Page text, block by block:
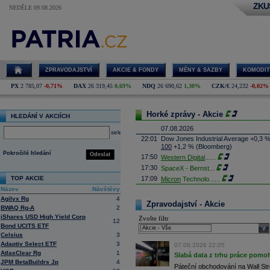
NEDĚLE 09.08.2026
ZPRAVODAJSTVÍ AKCIE & FONDY MĚNY & SAZBY
PX 2 785,07 -0,71% DAX 26 319,45 0,69% NDQ 26 690,62 1,30% CZK/€ 24,232 -0,02%
HLEDÁNÍ V AKCIÍCH
select
Odeslat
Pokročilé hledání
TOP AKCIE
Název
Návštěvy
Agilyx Rg
4
BWAQ Rg-A
2
iShares USD High Yield Corp
Bond UCITS ETF
12
Celsius
3
Adaptiv Select ETF
3
AtlasClear Rg
1
JPM BetaBuildrs Jp
4
Horké zprávy - Akcie
07.08.2026
22:01
Dow Jones Industrial Average +0,3
100 +1,2 % (Bloomberg)
17:50 Western Digital
17:30 SpaceX - Bernst
17:09 Micron Technolo
16:26
Objem obchodů s akciemi na
obchodů za poslední rok je 0,665
16:23 Zvýšení výroby balistických střel
nějakou dobu potrvá. Agentuře
Armin Papperger. Společná výroba
doplnit arzenál Spojeným státům,
(ČTK)
16:07 Conocophillips
Zpravodajství - Akcie
Zvolte filtr
07.08.2026 22:05
Slabá data z trhu práce
Páteční obchodování na Wall